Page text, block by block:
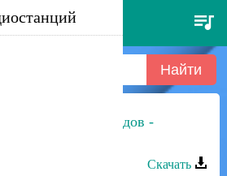
- шуточная
и Рашид Магомедов -
Скачать